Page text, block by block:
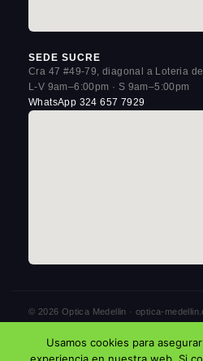
SEDE SUCRE
Cra 47 #49-79, diagonal a Loteria
L-V 9am–6:00pm · S 9am–5:00pm
WhatsApp 324 657 7929
© 2026 Optica Medellin · optica-
Politica de PrivacidadAviso LegalCookies
Usamos cookies para